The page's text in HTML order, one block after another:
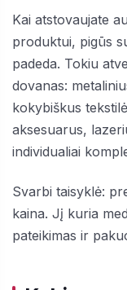
Kai atstovaujate
produktui, pigūs
padeda. Tokiu
dovanas:
kokybiškus
aksesuarus,
individualiai
Svarbi taisyklė:
kaina. Jį kuria
pateikimas ir